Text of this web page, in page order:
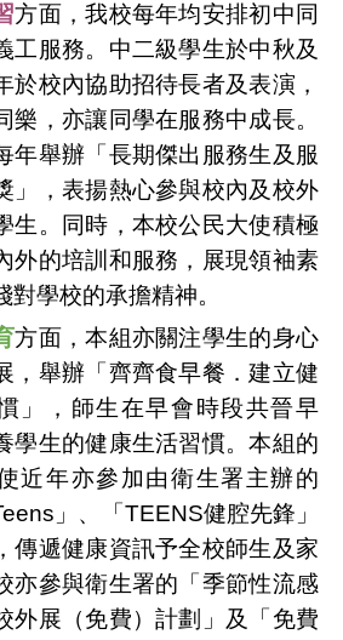
方面，我校每年均安排初中同
工服務。中二級學生於中秋及
於校內協助招待長者及表演，
樂，亦讓同學在服務中成長。
年舉辦「長期傑出服務生及服
」，表揚熱心參與校內及校外
生。同時，本校公民大使積極
外的培訓和服務，展現領袖素
對學校的承擔精神。
方面，本組亦關注學生的身心
，舉辦「齊齊食早餐．建立健
」，師生在早會時段共晉早
學生的健康生活習慣。本組的
近年亦參加由衛生署主辦的
」、「TEENS健腔先鋒」
傳遞健康資訊予全校師生及家
亦參與衛生署的「季節性流感
外展（免費）計劃」及「免費